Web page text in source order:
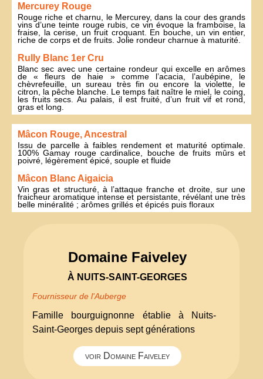
Mercurey Rouge
Rouge riche et charnu, le Mercurey, dans la cour des grands
vins d’une teinte rouge rubis, ce vin évoque la framboise, la
fraise, la cerise, un fruit croquant. En bouche, un vin entier,
riche de corps et de fruits. Jolie rondeur charnue à maturité.
Rully Blanc 1er Cru
Blanc sec avec une certaine rondeur qui excelle en arômes
de « fleurs de haie » comme l’acacia, l’aubépine, le
chèvrefeuille, un sureau très fin ou encore la violette, le
citron, la pêche blanche. Le temps fait naître le miel, le coing,
les fruits secs. Au palais, il est fruité, d’un fruit vif et rond,
gras et long.
Mâcon Rouge, Ancestral
Issu de parcelle à faibles rendement et maturité optimale.
100% Gamay rouge cardinalice, bouche de fruits mûrs et
poivré, légèrement épicé, souple et fluide
Mâcon Blanc Aigaicia
Vin gras et structuré, à l’attaque franche et droite, sur une
fraicheur aromatique intense et persistante, révélant une très
belle minéralité ; arômes grillés et épicés puis floraux
Domaine Faiveley
À NUITS-SAINT-GEORGES
Fournisseur de l'Auberge
Famille bourguignonne établie à Nuits-
Saint-Georges depuis sept générations
voir Domaine Faiveley